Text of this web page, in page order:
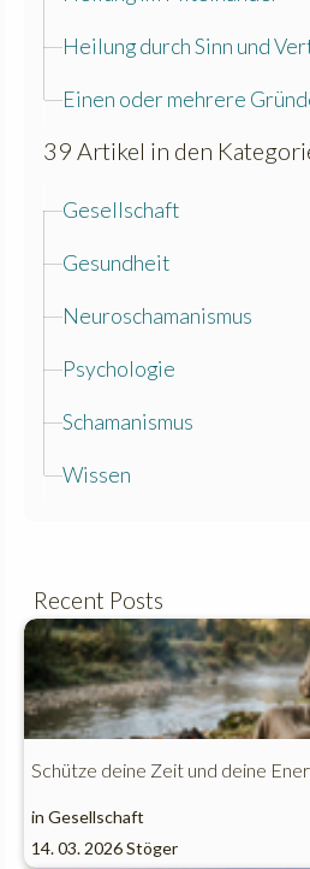
Heilung durch Sinn und
Einen oder mehrere
39 Artikel in den
Gesellschaft
Gesundheit
Neuroschamanismus
Psychologie
Schamanismus
Wissen
Recent Posts
Schütze deine Zeit und deine
in Gesellschaft
14. 03. 2026 Stöger